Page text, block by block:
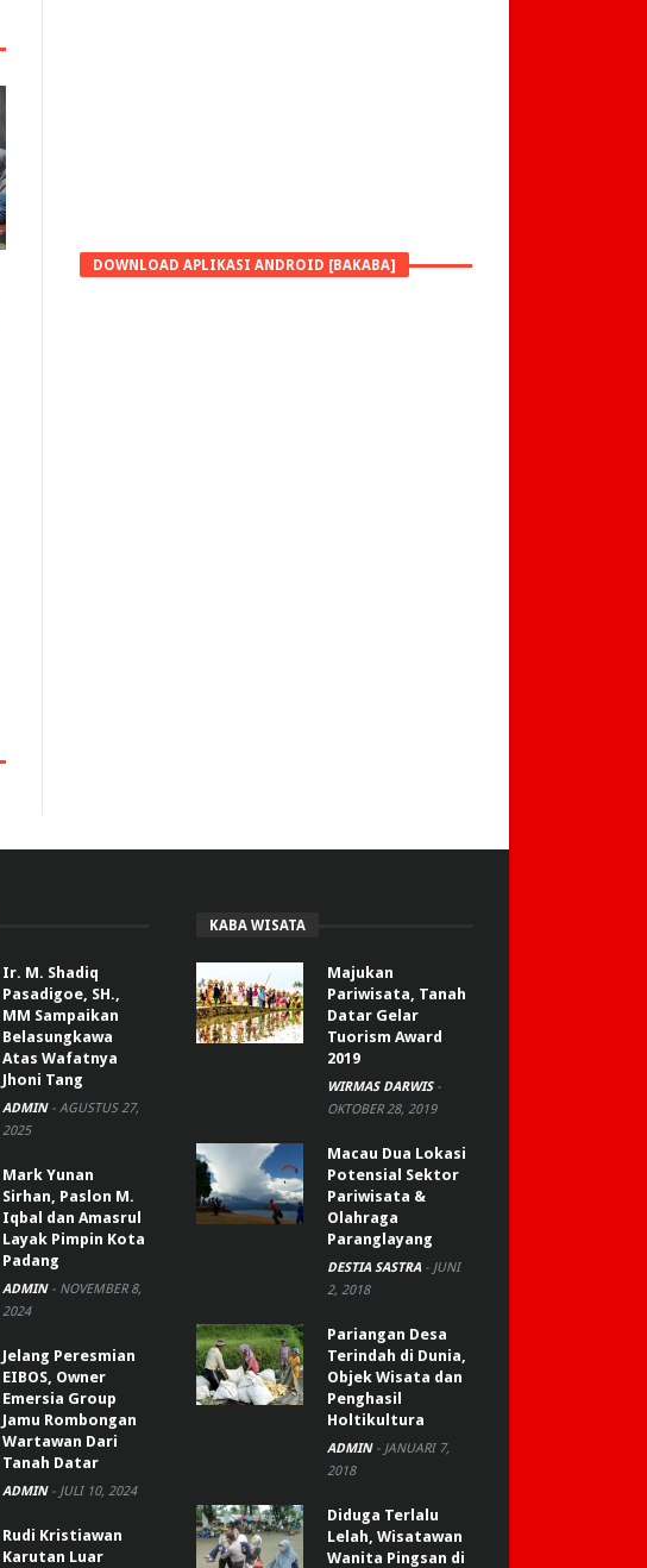
DOWNLOAD APLIKASI ANDROID [BAKABA]
Ir. M. Shadiq
Pasadigoe, SH.,
MM Sampaikan
Belasungkawa
Atas Wafatnya
Jhoni Tang
ADMIN - AGUSTUS 27,
2025
Mark Yunan
Sirhan, Paslon M.
Iqbal dan Amasrul
Layak Pimpin Kota
Padang
ADMIN - NOVEMBER 8,
2024
Jelang Peresmian
EIBOS, Owner
Emersia Group
Jamu Rombongan
Wartawan Dari
Tanah Datar
ADMIN - JULI 10, 2024
Rudi Kristiawan
Karutan Luar
KABA WISATA
Majukan
Pariwisata, Tanah
Datar Gelar
Tuorism Award
2019
WIRMAS DARWIS -
OKTOBER 28, 2019
Macau Dua Lokasi
Potensial Sektor
Pariwisata &
Olahraga
Paranglayang
DESTIA SASTRA - JUNI
2, 2018
Pariangan Desa
Terindah di Dunia,
Objek Wisata dan
Penghasil
Holtikultura
ADMIN - JANUARI 7,
2018
Diduga Terlalu
Lelah, Wisatawan
Wanita Pingsan di